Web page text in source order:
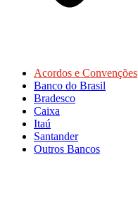
Acordos e Convenções
Banco do Brasil
Bradesco
Caixa
Itaú
Santander
Outros Bancos